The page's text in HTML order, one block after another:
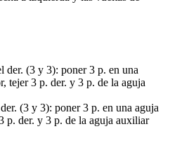
der. (3 y 3): poner 3 p. en una
tejer 3 p. der. y 3 p. de la aguja
(3 y 3): poner 3 p. en una aguja
p. der. y 3 p. de la aguja auxiliar